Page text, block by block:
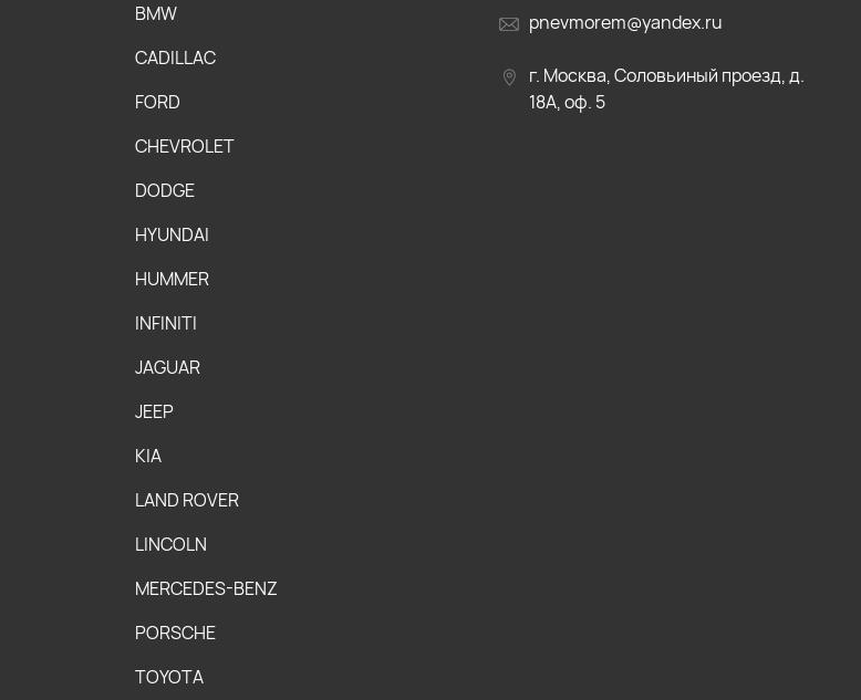
pnevmorem@yandex.ru
г. Москва, Соловьиный проезд, д.
18А, оф. 5
BMW
CADILLAC
FORD
CHEVROLET
DODGE
HYUNDAI
HUMMER
INFINITI
JAGUAR
JEEP
KIA
LAND ROVER
LINCOLN
MERCEDES-BENZ
PORSCHE
TOYOTA